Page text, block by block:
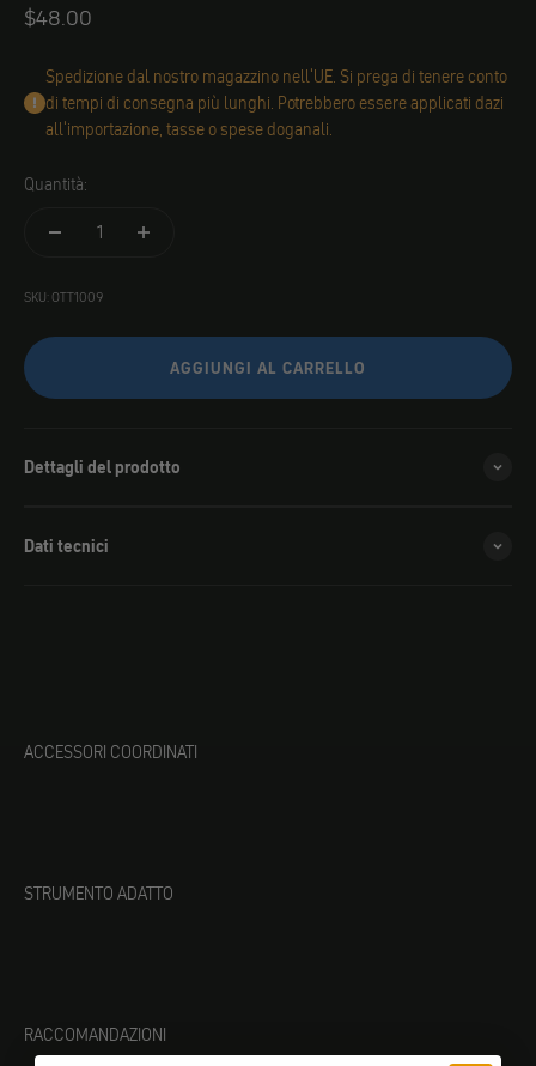
Angebot
$48.00
Spedizione dal nostro magazzino nell'UE. Si prega di tenere conto
di tempi di consegna più lunghi. Potrebbero essere applicati dazi
all'importazione, tasse o spese doganali.
Quantità:
SKU: OTT1009
AGGIUNGI AL CARRELLO
Dettagli del prodotto
Dati tecnici
ACCESSORI COORDINATI
STRUMENTO ADATTO
RACCOMANDAZIONI